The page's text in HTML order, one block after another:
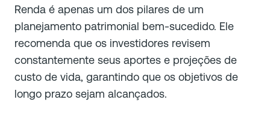
Renda é apenas um dos pilares de um
planejamento patrimonial bem-sucedido. Ele
recomenda que os investidores revisem
constantemente seus aportes e projeções de
custo de vida, garantindo que os objetivos de
longo prazo sejam alcançados.